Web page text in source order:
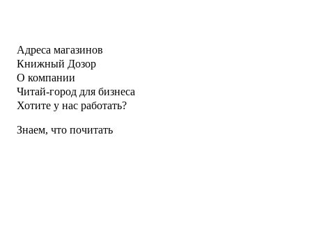
Адреса магазинов
Книжный Дозор
О компании
Читай-город для бизнеса
Хотите у нас работать?
Знаем, что почитать